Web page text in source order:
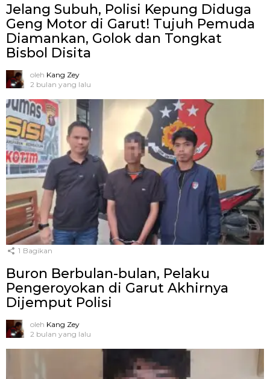
Jelang Subuh, Polisi Kepung Diduga
Geng Motor di Garut! Tujuh Pemuda
Diamankan, Golok dan Tongkat
Bisbol Disita
oleh Kang Zey
2 bulan yang lalu
1 Bagikan
Buron Berbulan-bulan, Pelaku
Pengeroyokan di Garut Akhirnya
Dijemput Polisi
oleh Kang Zey
2 bulan yang lalu